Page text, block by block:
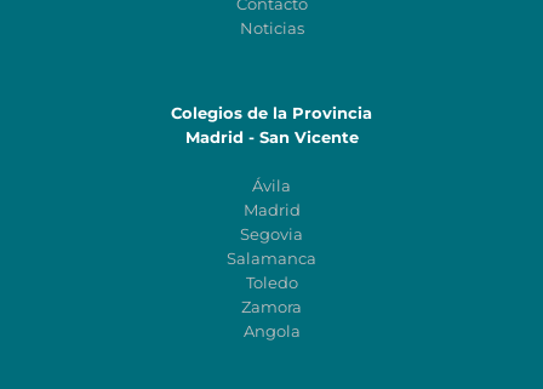
Noticias
Colegios de la Provincia
Madrid - San Vicente
Ávila
Madrid
Segovia
Salamanca
Toledo
Zamora
Angola